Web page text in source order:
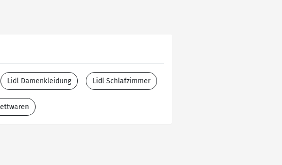
Lidl Damenkleidung Lidl Schlafzimmer